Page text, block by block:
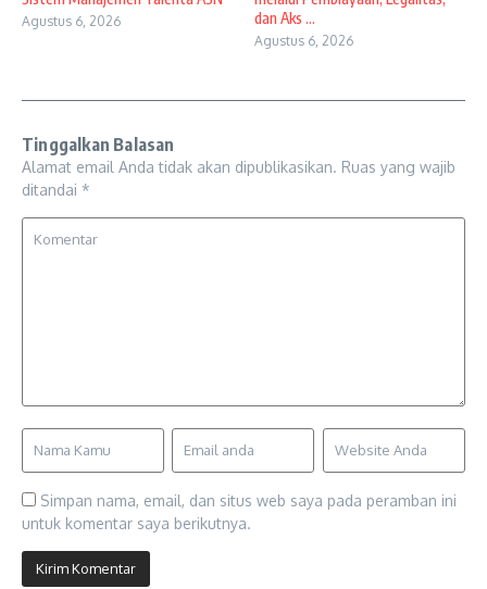
Agustus 6, 2026
dan Aks ...
Agustus 6, 2026
Tinggalkan Balasan
Alamat email Anda tidak akan dipublikasikan. Ruas yang wajib
ditandai *
Simpan nama, email, dan situs web saya pada peramban ini
untuk komentar saya berikutnya.